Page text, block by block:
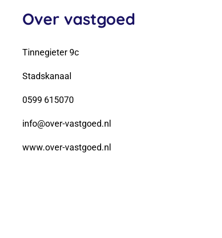
Over vastgoed
Tinnegieter 9c
Stadskanaal
0599 615070
info@over-vastgoed.nl
www.over-vastgoed.nl